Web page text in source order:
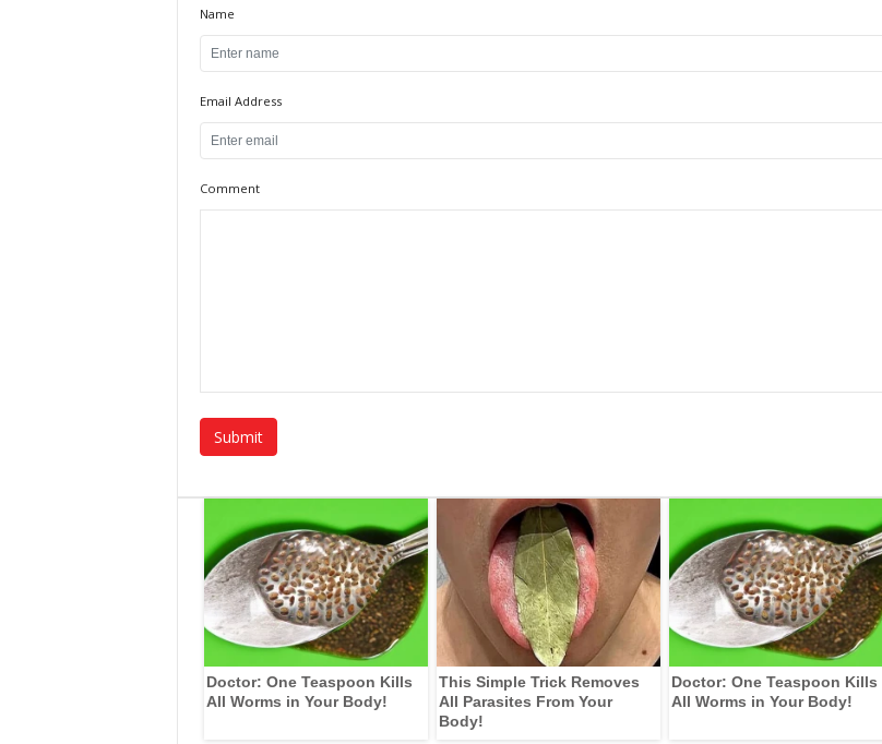
Name
Email Address
Comment
Doctor: One Teaspoon Kills
All Worms in Your Body!
This Simple Trick Removes
All Parasites From Your
Body!
Doctor: One Teaspoon Kills
All Worms in Your Body!